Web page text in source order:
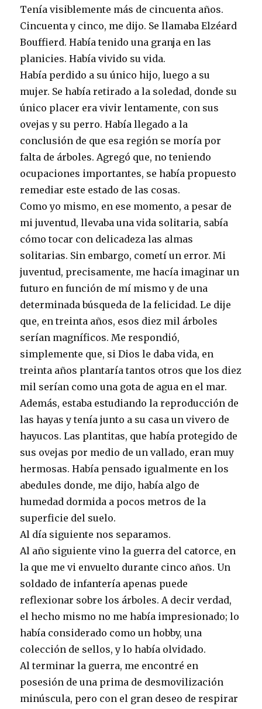
Tenía visiblemente más de cincuenta años.
Cincuenta y cinco, me dijo. Se llamaba Elzéard
Bouffierd. Había tenido una granja en las
planicies. Había vivido su vida.
Había perdido a su único hijo, luego a su
mujer. Se había retirado a la soledad, donde su
único placer era vivir lentamente, con sus
ovejas y su perro. Había llegado a la
conclusión de que esa región se moría por
falta de árboles. Agregó que, no teniendo
ocupaciones importantes, se había propuesto
remediar este estado de las cosas.
Como yo mismo, en ese momento, a pesar de
mi juventud, llevaba una vida solitaria, sabía
cómo tocar con delicadeza las almas
solitarias. Sin embargo, cometí un error. Mi
juventud, precisamente, me hacía imaginar un
futuro en función de mí mismo y de una
determinada búsqueda de la felicidad. Le dije
que, en treinta años, esos diez mil árboles
serían magníficos. Me respondió,
simplemente que, si Dios le daba vida, en
treinta años plantaría tantos otros que los diez
mil serían como una gota de agua en el mar.
Además, estaba estudiando la reproducción de
las hayas y tenía junto a su casa un vivero de
hayucos. Las plantitas, que había protegido de
sus ovejas por medio de un vallado, eran muy
hermosas. Había pensado igualmente en los
abedules donde, me dijo, había algo de
humedad dormida a pocos metros de la
superficie del suelo.
Al día siguiente nos separamos.
Al año siguiente vino la guerra del catorce, en
la que me vi envuelto durante cinco años. Un
soldado de infantería apenas puede
reflexionar sobre los árboles. A decir verdad,
el hecho mismo no me había impresionado; lo
había considerado como un hobby, una
colección de sellos, y lo había olvidado.
Al terminar la guerra, me encontré en
posesión de una prima de desmovilización
minúscula, pero con el gran deseo de respirar